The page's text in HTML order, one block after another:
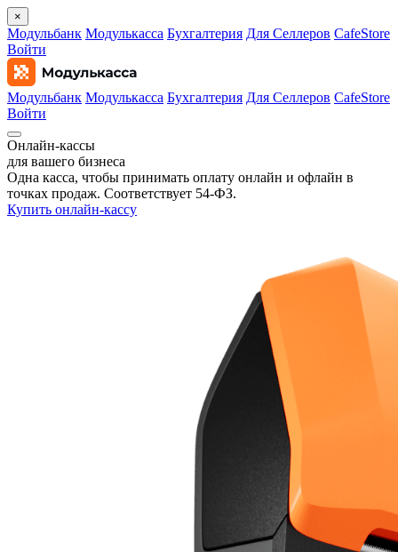
×
Модульбанк Модулькасса Бухгалтерия Для Селлеров CafeStore
Войти
Модульбанк Модулькасса Бухгалтерия Для Селлеров CafeStore
Войти
Онлайн‑кассы
для вашего бизнеса
Одна касса, чтобы принимать оплату онлайн и офлайн в
точках продаж. Соответствует 54‑ФЗ.
Купить онлайн-кассу